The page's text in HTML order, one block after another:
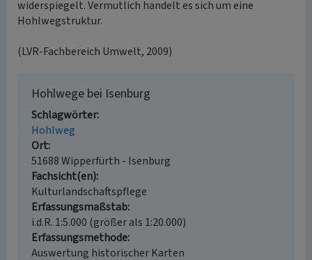
widerspiegelt. Vermutlich handelt es sich um eine
Hohlwegstruktur.
(LVR-Fachbereich Umwelt, 2009)
Hohlwege bei Isenburg
Schlagwörter
Hohlweg
Ort
51688 Wipperfürth - Isenburg
Fachsicht(en)
Kulturlandschaftspflege
Erfassungsmaßstab
i.d.R. 1:5.000 (größer als 1:20.000)
Erfassungsmethode
Auswertung historischer Karten